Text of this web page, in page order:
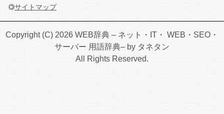
サイトマップ
Copyright (C) 2026 WEB辞典 – ネット・IT・ WEB・SEO・
サーバー 用語辞典– by タネタン
All Rights Reserved.